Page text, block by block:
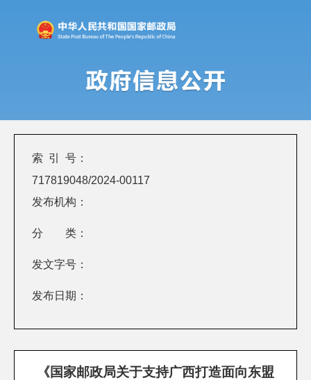
索 引 号：
717819048/2024-00117
发布机构：
分 类：
发文字号：
发布日期：
《国家邮政局关于支持广西打造面向东盟